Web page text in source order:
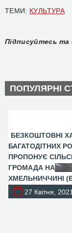
ТЕМИ: КУЛЬТУРА
Підписуйтесь та
ПОПУЛЯРНІ
БЕЗКОШТОВНІ
БАГАТОДІТНИХ
ПРОПОНУЄ
ГРОМАДА НА
ХМЕЛЬНИЧЧИНІ
27 Квітня, 2021